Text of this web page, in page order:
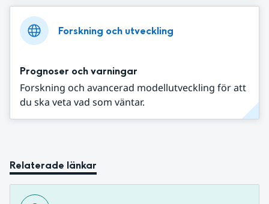
Forskning och utveckling
Prognoser och varningar
Forskning och avancerad modellutveckling för att
du ska veta vad som väntar.
Relaterade länkar